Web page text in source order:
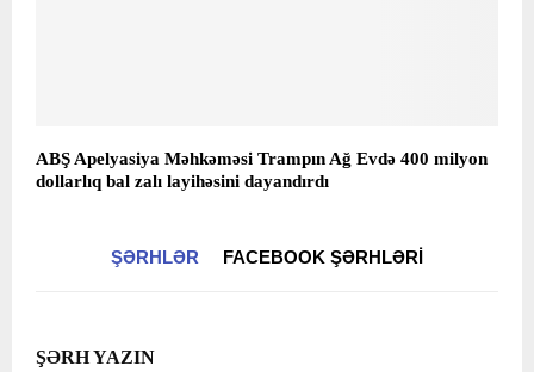
ABŞ Apelyasiya Məhkəməsi Trampın Ağ Evdə 400 milyon
dollarlıq bal zalı layihəsini dayandırdı
ŞƏRHLƏR FACEBOOK ŞƏRHLƏRI
ŞƏRH YAZIN